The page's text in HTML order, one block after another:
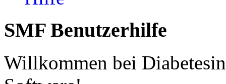
SMF Benutzerhilfe
Willkommen bei